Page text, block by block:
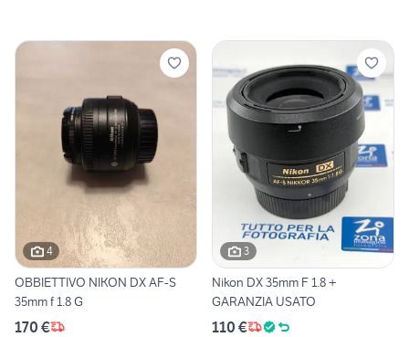
4
OBBIETTIVO NIKON DX AF-S
35mm f 1.8 G
170 €
3
Nikon DX 35mm F 1.8 +
GARANZIA USATO
110 €